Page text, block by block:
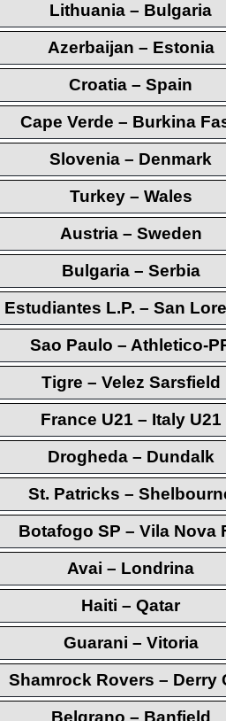
Lithuania – Bulgaria
Azerbaijan – Estonia
Croatia – Spain
Cape Verde – Burkina
Slovenia – Denmark
Turkey – Wales
Austria – Sweden
Bulgaria – Serbia
Estudiantes L.P. – San
Sao Paulo – Athletico-
Tigre – Velez Sarsfield
France U21 – Italy U21
Drogheda – Dundalk
St. Patricks –
Botafogo SP – Vila Nova
Avai – Londrina
Haiti – Qatar
Guarani – Vitoria
Shamrock Rovers – Derry
Belgrano – Banfield